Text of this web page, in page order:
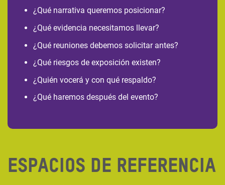
¿Qué narrativa queremos posicionar?
¿Qué evidencia necesitamos llevar?
¿Qué reuniones debemos solicitar antes?
¿Qué riesgos de exposición existen?
¿Quién vocerá y con qué respaldo?
¿Qué haremos después del evento?
Espacios de referencia